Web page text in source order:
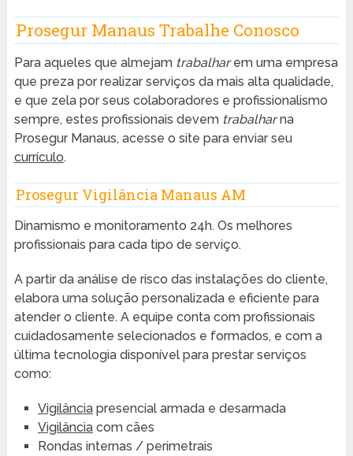
Prosegur Manaus Trabalhe Conosco
Para aqueles que almejam trabalharem uma empresa
que preza por realizar serviços da mais alta qualidade,
e que zela por seus colaboradores e profissionalismo
sempre, estes profissionais devem trabalharna
Prosegur Manaus, acesse o site para enviar seu
currículo.
Prosegur Vigilância Manaus AM
Dinamismo e monitoramento 24h. Os melhores
profissionais para cada tipo de serviço.
A partir da análise de risco das instalações do cliente,
elabora uma solução personalizada e eficiente para
atender o cliente. A equipe conta com profissionais
cuidadosamente selecionados e formados, e com a
última tecnologia disponível para prestar serviços
como:
Vigilânciapresencial armada e desarmada
Vigilânciacom cães
Rondas internas / perimetrais